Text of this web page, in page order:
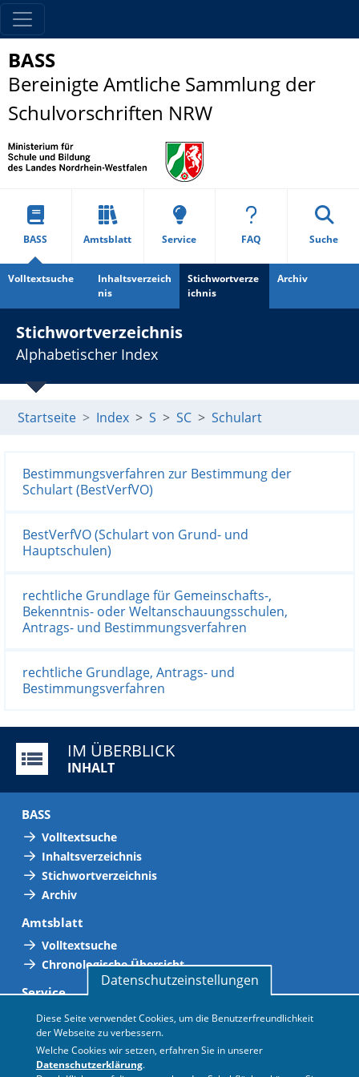
BASS
Bereinigte Amtliche Sammlung der
Schulvorschriften NRW
BASS Amtsblatt Service FAQ Suche
Volltextsuche
Inhaltsverzeich
nis
Stichwortverze
ichnis
Archiv
Datenschutzeinstellungen
Diese Seite verwendet Cookies, um die Benutzerfreundlichkeit
der Webseite zu verbessern.
Welche Cookies wir setzen, erfahren Sie in unserer
Datenschutzerklärung.
Stichwortverzeichnis
Alphabetischer Index
Startseite Index S SC Schulart
Bestimmungsverfahren zur Bestimmung der
Schulart (BestVerfVO)
BestVerfVO (Schulart von Grund- und
Hauptschulen)
rechtliche Grundlage für Gemeinschafts-,
Bekenntnis- oder Weltanschauungsschulen,
Antrags- und Bestimmungsverfahren
rechtliche Grundlage, Antrags- und
Bestimmungsverfahren
IM ÜBERBLICK
INHALT
BASS
Volltextsuche
Inhaltsverzeichnis
Stichwortverzeichnis
Archiv
Amtsblatt
Volltextsuche
Chronologische Übersicht
Service
Abkürzungsverzeichnis
Adressen
Gültigkeitsliste
Personalvertretungen